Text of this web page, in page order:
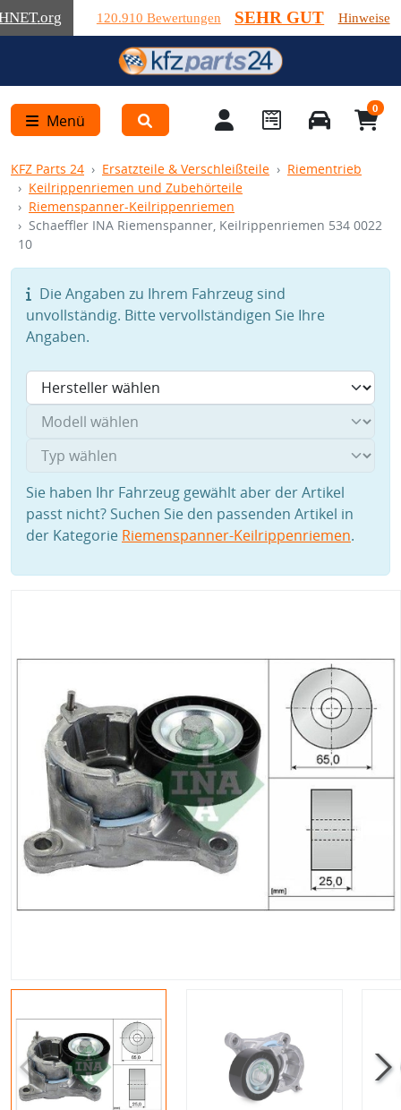
.org 120.910 Bewertungen SEHR GUT Hinweise
Menü
0
KFZ Parts 24 Ersatzteile & Verschleißteile
Riementrieb
Keilrippenriemen und Zubehörteile
Riemenspanner-Keilrippenriemen
Schaeffler INA Riemenspanner, Keilrippenriemen 534 0022
10
Die Angaben zu Ihrem Fahrzeug sind
unvollständig. Bitte vervollständigen Sie Ihre
Angaben.
Sie haben Ihr Fahrzeug gewählt aber der Artikel
passt nicht? Suchen Sie den passenden Artikel in
der Kategorie Riemenspanner-Keilrippenriemen.